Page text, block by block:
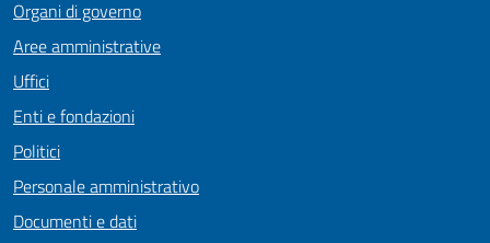
Organi di governo
Aree amministrative
Uffici
Enti e fondazioni
Politici
Personale amministrativo
Documenti e dati